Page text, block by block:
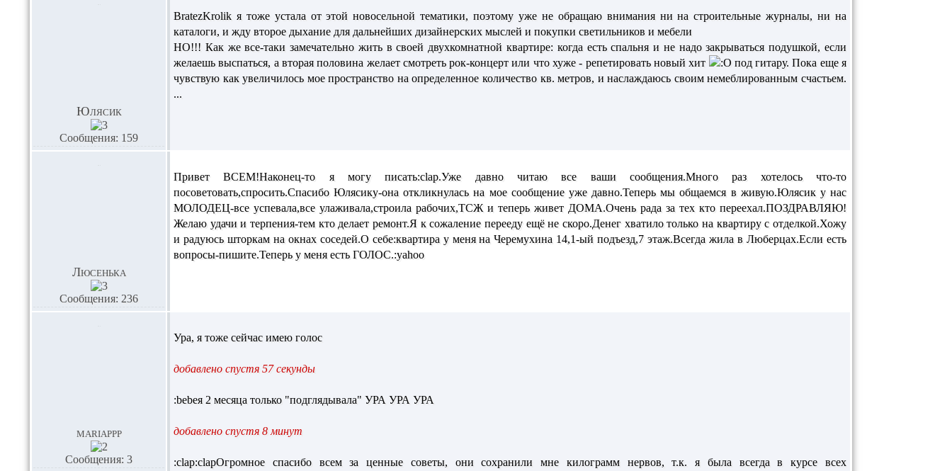
Юлясик
Сообщения: 159
BratezKrolik я тоже устала от этой новосельной тематики, поэтому уже не обращаю внимания ни на строительные журналы, ни на
каталоги, и жду второе дыхание для дальнейших дизайнерских мыслей и покупки светильников и мебели
НО!!! Как же все-таки замечательно жить в своей двухкомнатной квартире: когда есть спальня и не надо закрываться подушкой, если
желаешь выспаться, а вторая половина желает смотреть рок-концерт или что хуже - репетировать новый хит
под гитару. Пока еще я
чувствую как увеличилось мое пространство на определенное количество кв. метров, и наслаждаюсь своим немеблированным счастьем.
...
Люсенька
Сообщения: 236
Привет ВСЕМ!Наконец-то я могу писать:clap.Уже давно читаю все ваши сообщения.Много раз хотелось что-то
посоветовать,спросить.Спасибо Юлясику-она откликнулась на мое сообщение уже давно.Теперь мы общаемся в живую.Юлясик у нас
МОЛОДЕЦ-все успевала,все улаживала,строила рабочих,ТСЖ и теперь живет ДОМА.Очень рада за тех кто переехал.ПОЗДРАВЛЯЮ!
Желаю удачи и терпения-тем кто делает ремонт.Я к сожаление перееду ещё не скоро.Денег хватило только на квартиру с отделкой.Хожу
и радуюсь шторкам на окнах соседей.О себе:квартира у меня на Черемухина 14,1-ый подъезд,7 этаж.Всегда жила в Люберцах.Если есть
вопросы-пишите.Теперь у меня есть ГОЛОС.:yahoo
mariappp
Сообщения: 3
Ура, я тоже сейчас имею голос
добавлено спустя 57 секунды
:bebeя 2 месяца только "подглядывала" УРА УРА УРА
добавлено спустя 8 минут
:clap:clapОгромное спасибо всем за ценные советы, они сохранили мне килограмм нервов, т.к. я была всегда в курсе всех